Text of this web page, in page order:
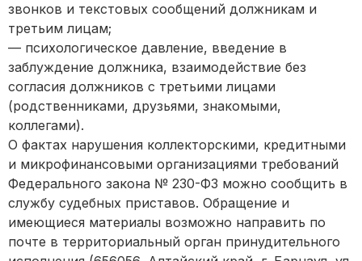
звонков и текстовых сообщений должникам и
третьим лицам;
— психологическое давление, введение в
заблуждение должника, взаимодействие без
согласия должников с третьими лицами
(родственниками, друзьями, знакомыми,
коллегами).
О фактах нарушения коллекторскими, кредитными
и микрофинансовыми организациями требований
Федерального закона № 230-ФЗ можно сообщить в
службу судебных приставов. Обращение и
имеющиеся материалы возможно направить по
почте в территориальный орган принудительного